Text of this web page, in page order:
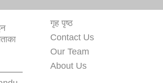
गृह पृष्ठ
Contact Us
Our Team
About Us